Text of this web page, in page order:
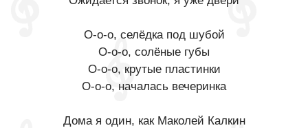
О-о-о, селёдка под шубой
О-о-о, солёные губы
О-о-о, крутые пластинки
О-о-о, началась вечеринка
Дома я один, как Маколей Калкин